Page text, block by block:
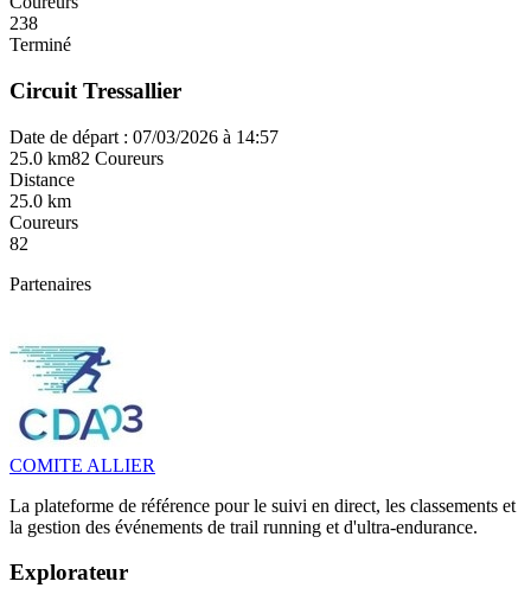
238
Terminé
Circuit Tressallier
Date de départ : 07/03/2026 à 14:57
25.0 km82 Coureurs
Distance
25.0 km
Coureurs
82
Partenaires
COMITE ALLIER
La plateforme de référence pour le suivi en direct, les classements et
la gestion des événements de trail running et d'ultra-endurance.
Explorateur